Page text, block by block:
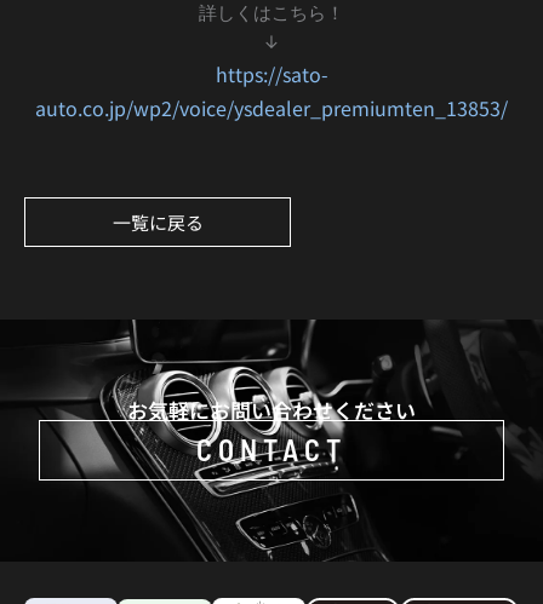
詳しくはこちら！
↓
https://sato-
auto.co.jp/wp2/voice/ysdealer_premiumten_13853/
一覧に戻る
お気軽にお問い合わせください
CONTACT